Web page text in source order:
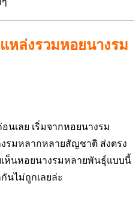
หล่งรวมหอยนางรม
นเลย เริ่มจากหอยนางรม
รมหลากหลายสัญชาติ ส่งตรง
เห็นหอยนางรมหลายพันธุ์แบบนี้
นไม่ถูกเลยล่ะ